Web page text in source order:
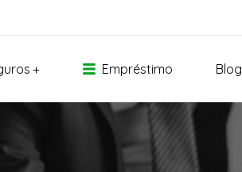
Empréstimo Blog